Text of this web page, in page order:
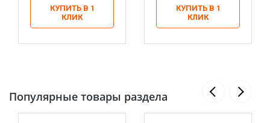
КУПИТЬ В 1
КЛИК
КУПИТЬ В 1
КЛИК
Популярные товары раздела